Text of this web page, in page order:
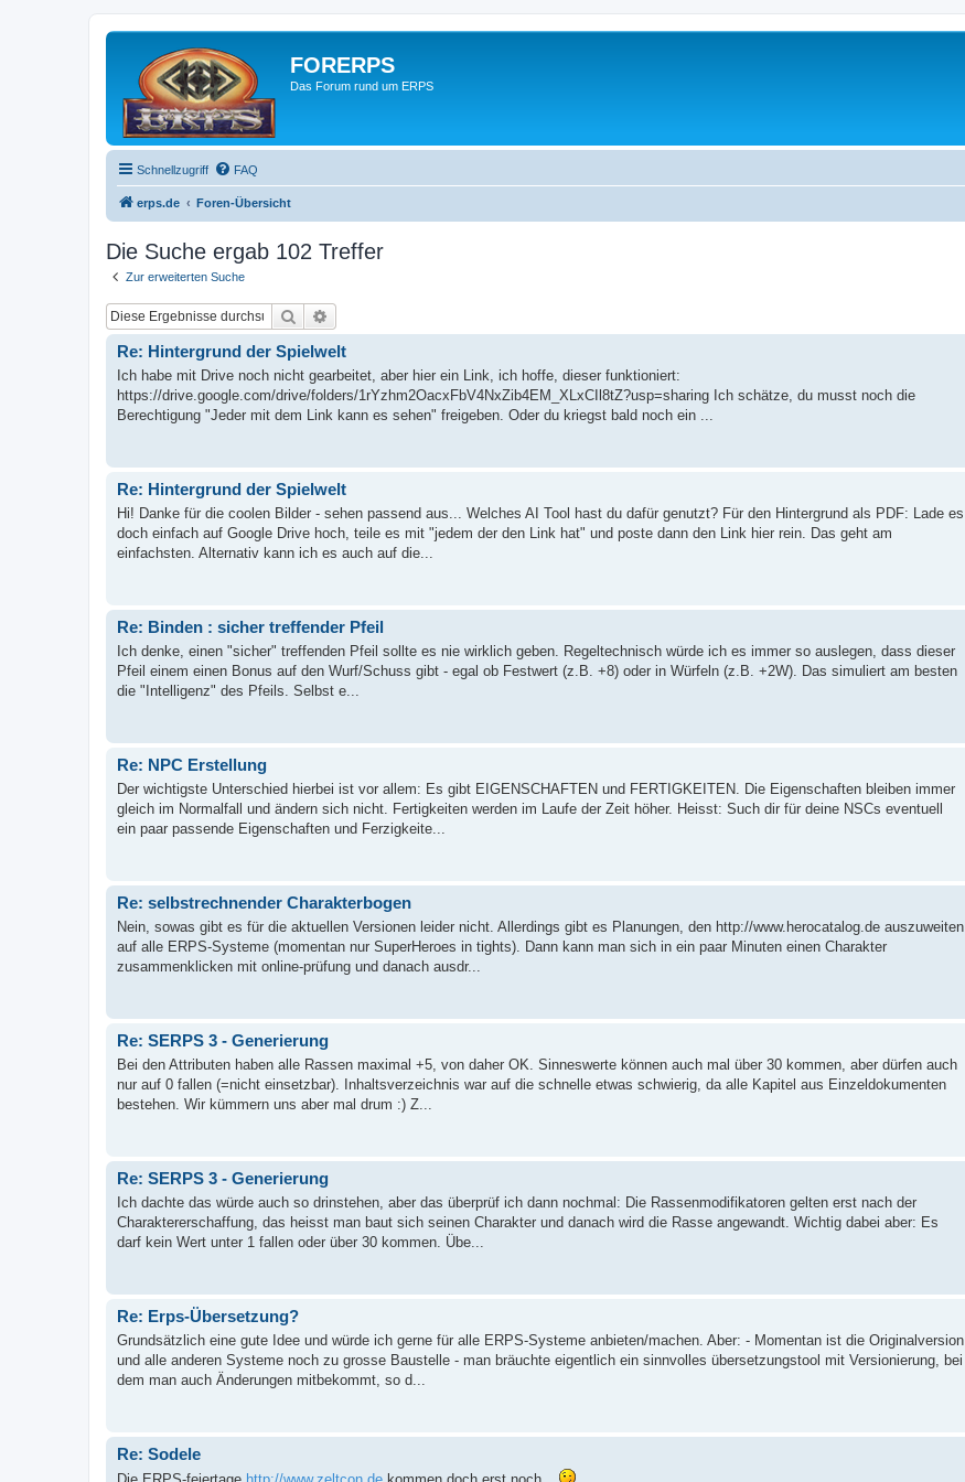
FORERPS
Das Forum rund um ERPS
Schnellzugriff FAQ
erps.de Foren-Übersicht
Die Suche ergab 102 Treffer
Zur erweiterten Suche
Suche
Re: Hintergrund der Spielwelt
Ich habe mit Drive noch nicht gearbeitet, aber hier ein Link, ich hoffe, dieser funktioniert:
https://drive.google.com/drive/folders/1rYzhm2OacxFbV4NxZib4EM_XLxCIl8tZ?usp=sharing Ich schätze, du musst noch die
Berechtigung "Jeder mit dem Link kann es sehen" freigeben. Oder du kriegst bald noch ein ...
Re: Hintergrund der Spielwelt
Hi! Danke für die coolen Bilder - sehen passend aus... Welches AI Tool hast du dafür genutzt? Für den Hintergrund als PDF: Lade es
doch einfach auf Google Drive hoch, teile es mit "jedem der den Link hat" und poste dann den Link hier rein. Das geht am
einfachsten. Alternativ kann ich es auch auf die...
Re: Binden : sicher treffender Pfeil
Ich denke, einen "sicher" treffenden Pfeil sollte es nie wirklich geben. Regeltechnisch würde ich es immer so auslegen, dass dieser
Pfeil einem einen Bonus auf den Wurf/Schuss gibt - egal ob Festwert (z.B. +8) oder in Würfeln (z.B. +2W). Das simuliert am besten
die "Intelligenz" des Pfeils. Selbst e...
Re: NPC Erstellung
Der wichtigste Unterschied hierbei ist vor allem: Es gibt EIGENSCHAFTEN und FERTIGKEITEN. Die Eigenschaften bleiben immer
gleich im Normalfall und ändern sich nicht. Fertigkeiten werden im Laufe der Zeit höher. Heisst: Such dir für deine NSCs eventuell
ein paar passende Eigenschaften und Ferzigkeite...
Re: selbstrechnender Charakterbogen
Nein, sowas gibt es für die aktuellen Versionen leider nicht. Allerdings gibt es Planungen, den http://www.herocatalog.de auszuweiten
auf alle ERPS-Systeme (momentan nur SuperHeroes in tights). Dann kann man sich in ein paar Minuten einen Charakter
zusammenklicken mit online-prüfung und danach ausdr...
Re: SERPS 3 - Generierung
Bei den Attributen haben alle Rassen maximal +5, von daher OK. Sinneswerte können auch mal über 30 kommen, aber dürfen auch
nur auf 0 fallen (=nicht einsetzbar). Inhaltsverzeichnis war auf die schnelle etwas schwierig, da alle Kapitel aus Einzeldokumenten
bestehen. Wir kümmern uns aber mal drum :) Z...
Re: SERPS 3 - Generierung
Ich dachte das würde auch so drinstehen, aber das überprüf ich dann nochmal: Die Rassenmodifikatoren gelten erst nach der
Charaktererschaffung, das heisst man baut sich seinen Charakter und danach wird die Rasse angewandt. Wichtig dabei aber: Es
darf kein Wert unter 1 fallen oder über 30 kommen. Übe...
Re: Erps-Übersetzung?
Grundsätzlich eine gute Idee und würde ich gerne für alle ERPS-Systeme anbieten/machen. Aber: - Momentan ist die Originalversion
und alle anderen Systeme noch zu grosse Baustelle - man bräuchte eigentlich ein sinnvolles übersetzungstool mit Versionierung, bei
dem man auch Änderungen mitbekommt, so d...
Re: Sodele